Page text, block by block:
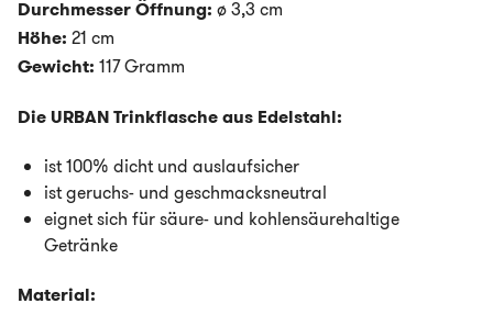
Durchmesser Öffnung: ø 3,3 cm
Höhe: 21 cm
Gewicht: 117 Gramm
Die URBAN Trinkflasche aus Edelstahl:
ist 100% dicht und auslaufsicher
ist geruchs- und geschmacksneutral
eignet sich für säure- und kohlensäurehaltige
Getränke
Material: